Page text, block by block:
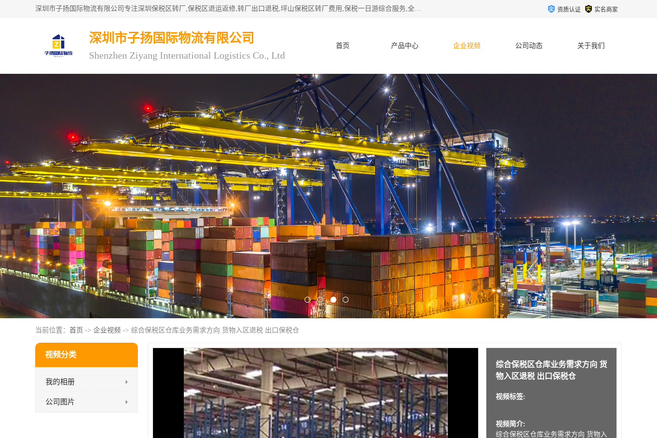
深圳市子扬国际物流有限公司专注深圳保税区转厂,保税区退运返修,转厂出口退税,坪山保税区转厂费用,保税一日游综合服务,全程托管，公司是严格按照“专业化定位、综合化经营、差异化发展”的经营思路建立的现代第三方物流，在通关业务、保税区仓储、退运返修、供应链金融方面具有较强的竞争优势。公司秉承“高效专业、服务客户、创新发展”的经营理念，已发展成为国内外知名企业的战略合作商。 资质认证 实名商家
深圳市子扬国际物流有限公司
Shenzhen Ziyang International Logistics Co., Ltd
首页 产品中心 企业视频 公司动态 关于我们
当前位置： 首页 -> 企业视频 -> 综合保税区仓库业务需求方向 货物入区退税 出口保税仓
视频分类
我的相册
公司图片
综合保税区仓库业务需求方向 货
物入区退税 出口保税仓
视频标签:
视频简介:
综合保税区仓库业务需求方向 货物入